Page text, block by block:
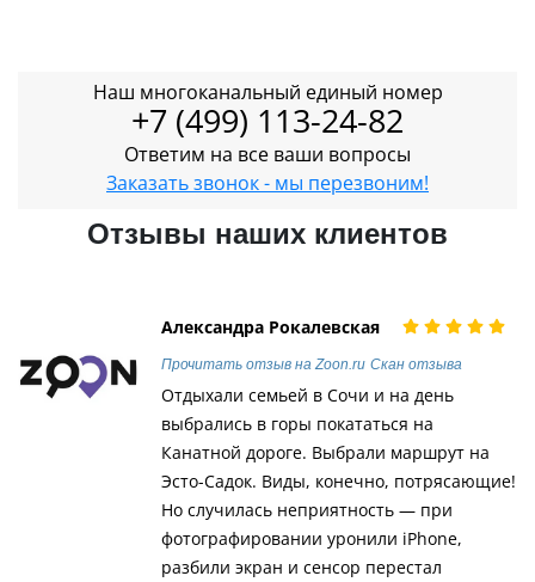
Наш многоканальный единый номер
+7 (499) 113-24-82
Ответим на все ваши вопросы
Заказать звонок - мы перезвоним!
Отзывы наших клиентов
Александра Рокалевская
Прочитать отзыв на Zoon.ru Скан отзыва
Отдыхали семьей в Сочи и на день
выбрались в горы покататься на
Канатной дороге. Выбрали маршрут на
Эсто-Садок. Виды, конечно, потрясающие!
Но случилась неприятность — при
фотографировании уронили iPhone,
разбили экран и сенсор перестал